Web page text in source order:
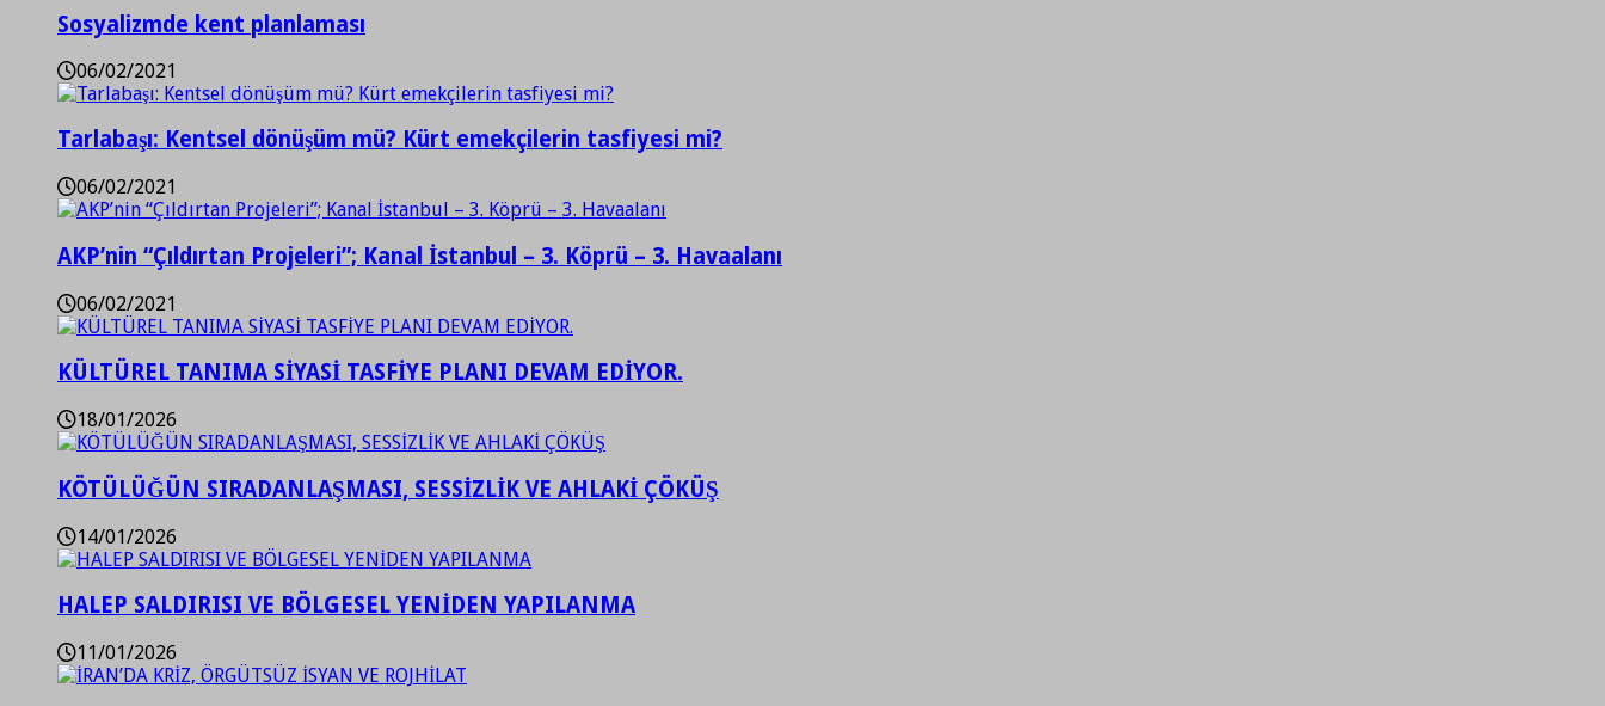
Sosyalizmde kent planlaması
06/02/2021
Tarlabaşı: Kentsel dönüşüm mü? Kürt emekçilerin tasfiyesi mi?
06/02/2021
AKP’nin “Çıldırtan Projeleri”; Kanal İstanbul – 3. Köprü – 3. Havaalanı
06/02/2021
KÜLTÜREL TANIMA SİYASİ TASFİYE PLANI DEVAM EDİYOR.
18/01/2026
KÖTÜLÜĞÜN SIRADANLAŞMASI, SESSİZLİK VE AHLAKİ ÇÖKÜŞ
14/01/2026
HALEP SALDIRISI VE BÖLGESEL YENİDEN YAPILANMA
11/01/2026